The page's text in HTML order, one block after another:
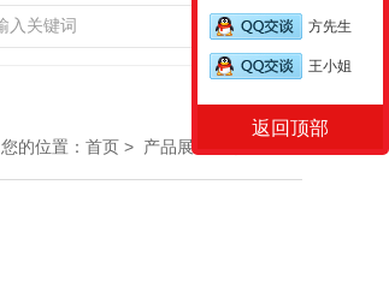
您的位置： 首页 > 产品展示 >
方先生
王小姐
返回顶部